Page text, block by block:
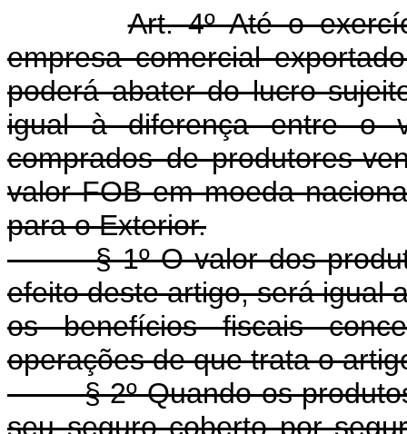
Art. 4º Até o
empresa comercial
poderá abater do lucro
igual à diferença entre o
comprados de produtores-
valor FOB em moeda
para o Exterior.
§ 1º O valor dos produtos
efeito deste artigo, será igual
os benefícios fiscais
operações de que trata o
§ 2º Quando os produtos
seu seguro coberto por